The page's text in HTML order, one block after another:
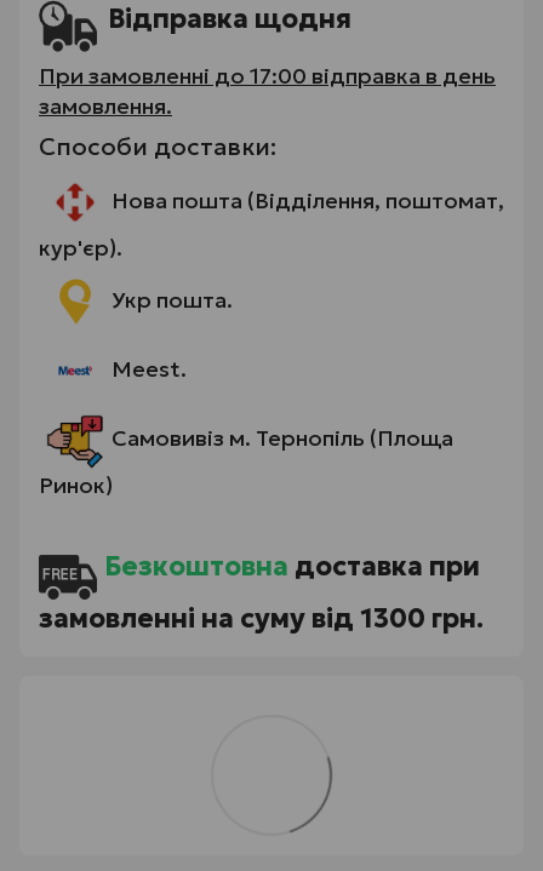
Відправка щодня
При замовленні до 17:00 відправка в день
замовлення.
Способи доставки:
Нова пошта (Відділення, поштомат,
кур'єр).
Укр пошта.
Meest.
Самовивіз м. Тернопіль (Площа
Ринок)
Безкоштовна доставка при
замовленні на суму від 1300 грн.